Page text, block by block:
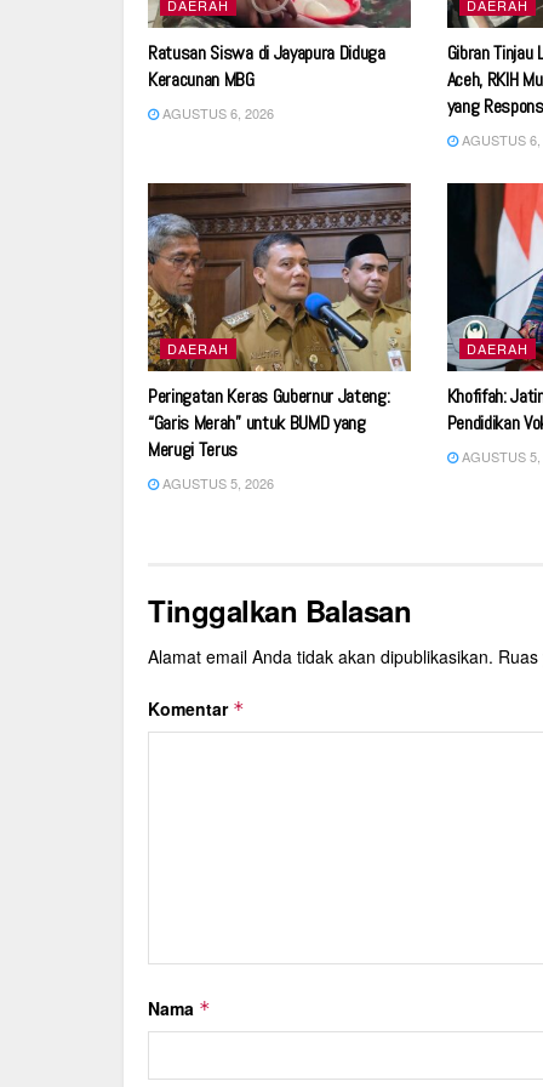
DAERAH
Ratusan Siswa di Jayapura Diduga
Keracunan MBG
AGUSTUS 6, 2026
DAERAH
Gibran Tinjau
Aceh, RKIH
yang
AGUSTUS 6,
DAERAH
Peringatan Keras Gubernur Jateng:
“Garis Merah” untuk BUMD yang
Merugi Terus
AGUSTUS 5, 2026
DAERAH
Khofifah:
Pendidikan
AGUSTUS 5,
Tinggalkan Balasan
Alamat email Anda tidak akan dipublikasikan.
Komentar *
Nama *